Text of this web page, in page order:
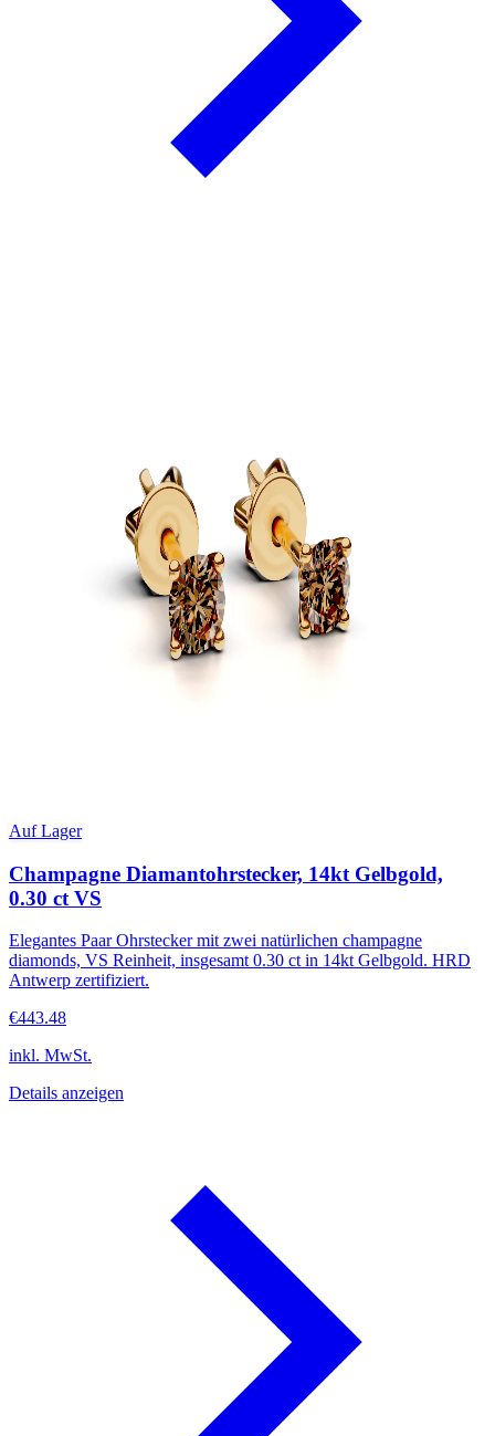
Auf Lager
Champagne Diamantohrstecker, 14kt Gelbgold,
0.30 ct VS
Elegantes Paar Ohrstecker mit zwei natürlichen champagne
diamonds, VS Reinheit, insgesamt 0.30 ct in 14kt Gelbgold. HRD
Antwerp zertifiziert.
€443.48
inkl. MwSt.
Details anzeigen